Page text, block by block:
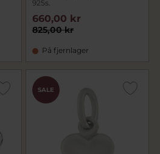
925s.
825,00 kr
660,00 kr
På fjernlager
SALE